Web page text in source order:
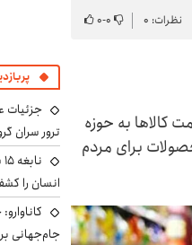
نظرات: ۰ ۰-۰
کالاها به حوزه
برای مردم
جزئیات
ترور سران
انسان را
جام‌جهانی